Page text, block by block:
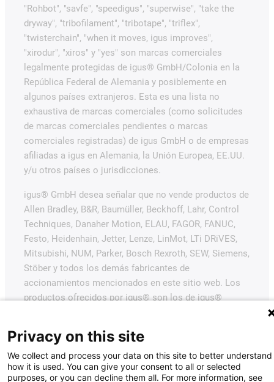
"Rohbot", "savfe", "speedigus", "superwise", "take the
dryway", "tribofilament", "tribotape", "triflex",
"twisterchain", "when it moves, igus improves",
"xirodur", "xiros" y "yes" son marcas comerciales
legalmente protegidas de igus® GmbH/Colonia en la
República Federal de Alemania y posiblemente en
algunos países extranjeros. Esta es una lista no
exhaustiva de marcas comerciales (como solicitudes
de marcas comerciales pendientes o marcas
comerciales registradas) de igus GmbH o de empresas
afiliadas a igus en Alemania, la Unión Europea, EE.UU.
y/u otros países o jurisdicciones.
igus® GmbH desea señalar que no vende productos de
Allen Bradley, B&R, Baumüller, Beckhoff, Lahr, Control
Techniques, Danaher Motion, ELAU, FAGOR, FANUC,
Festo, Heidenhain, Jetter, Lenze, LinMot, LTi DRiVES,
Mitsubishi, NUM, Parker, Bosch Rexroth, SEW, Siemens,
Stöber y todos los demás fabricantes de
accionamientos mencionados en este sitio web. Los
productos ofrecidos por igus® son los de igus®
Privacy on this site
We collect and process your data on this site to better understand
how it is used. You can give your consent to all or selected
purposes, or you can decline them all. For more information, see